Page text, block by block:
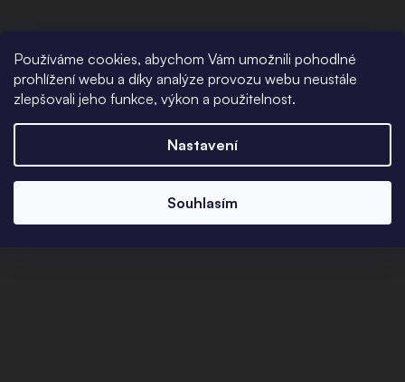
Používáme cookies, abychom Vám umožnili pohodlné
prohlížení webu a díky analýze provozu webu neustále
zlepšovali jeho funkce, výkon a použitelnost.
Nastavení
Souhlasím